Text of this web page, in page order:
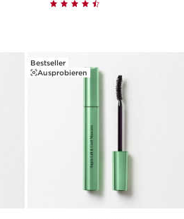
Bestseller
Ausprobieren